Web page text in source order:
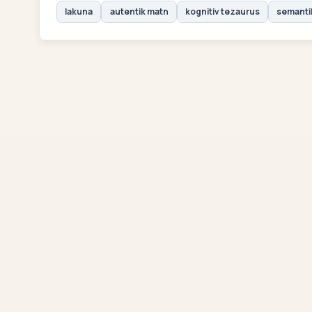
lakuna autentik matn kognitiv tezaurus